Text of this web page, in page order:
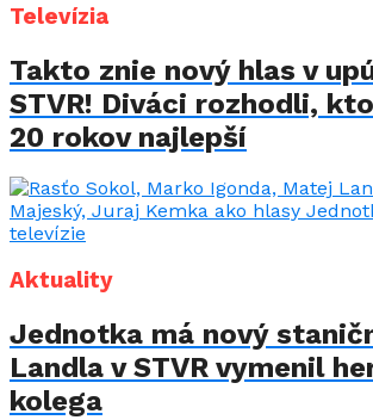
Televízia
Takto znie nový hlas v
STVR! Diváci rozhodli,
20 rokov najlepší
Aktuality
Jednotka má nový
Landla v STVR vymenil
kolega